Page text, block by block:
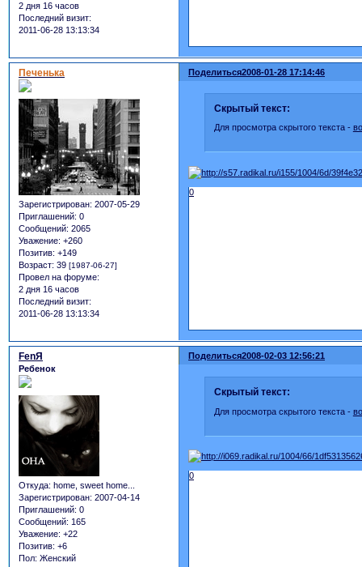
2 дня 16 часов
Последний визит:
2011-06-28 13:13:34
Поделиться2008-01-28 17:14:46
Печенька
Зарегистрирован: 2007-05-29
Приглашений: 0
Сообщений: 2065
Уважение: +260
Позитив: +149
Возраст: 39 [1987-06-27]
Провел на форуме:
2 дня 16 часов
Последний визит:
2011-06-28 13:13:34
Скрытый текст:
Для просмотра скрытого текста -
0
Поделиться2008-02-03 12:56:21
FеnЯ
Ребенок
Откуда: home, sweet home...
Зарегистрирован: 2007-04-14
Приглашений: 0
Сообщений: 165
Уважение: +22
Позитив: +6
Пол: Женский
Скрытый текст:
Для просмотра скрытого текста -
0